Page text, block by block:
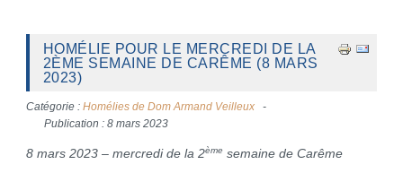
HOMÉLIE POUR LE MERCREDI DE LA
2ÈME SEMAINE DE CARÊME (8 MARS
2023)
Catégorie : Homélies de Dom Armand Veilleux
Publication : 8 mars 2023
8 mars 2023 – mercredi de la 2ème semaine de Carême